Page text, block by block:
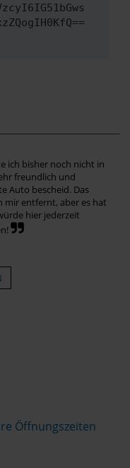
ich bisher noch nicht in
freundlich und
Auto bescheid. Das
mir entfernt, aber es hat
hier jederzeit
Öffnungszeiten